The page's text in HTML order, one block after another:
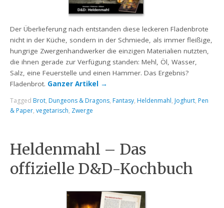
Der Überlieferung nach entstanden diese leckeren Fladenbrote
nicht in der Küche, sondern in der Schmiede, als immer fleißige,
hungrige Zwergenhandwerker die einzigen Materialien nutzten,
die ihnen gerade zur Verfügung standen: Mehl, Öl, Wasser,
Salz, eine Feuerstelle und einen Hammer. Das Ergebnis?
Fladenbrot. Ganzer Artikel →
Tagged Brot, Dungeons & Dragons, Fantasy, Heldenmahl, Joghurt, Pen
& Paper,vegetarisch, Zwerge
Heldenmahl – Das
offizielle D&D-Kochbuch